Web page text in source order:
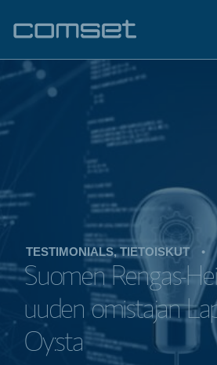
TESTIMONIALS, TIETOISKUT •
Suomen Rengas-
uuden omistajan
Oy:sta